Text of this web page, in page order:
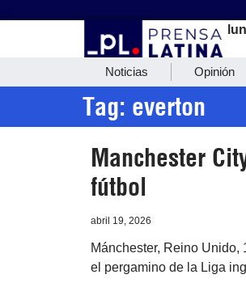
Noticias Opinión
Tag: everton
Manchester
fútbol
abril 19, 2026
Mánchester, Reino
el pergamino de la Liga